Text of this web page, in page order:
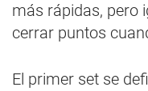
más rápidas, pero
cerrar puntos
El primer set se